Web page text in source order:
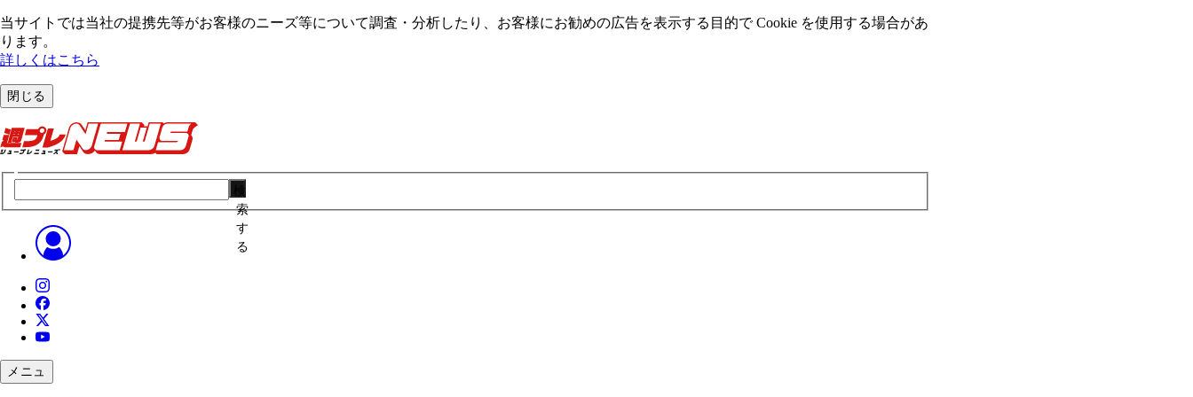
当サイトでは当社の提携先等がお客様のニーズ等について調査・分析したり、お客様にお勧めの広告を表⽰する⽬的で Cookie を使⽤する場合があ
ります。
詳しくはこちら
閉じる
索
す
る
メニュ